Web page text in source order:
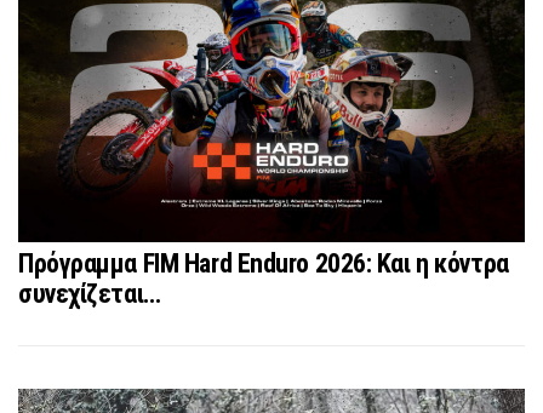
Πρόγραμμα FIM Hard Enduro 2026: Και η κόντρα
συνεχίζεται…